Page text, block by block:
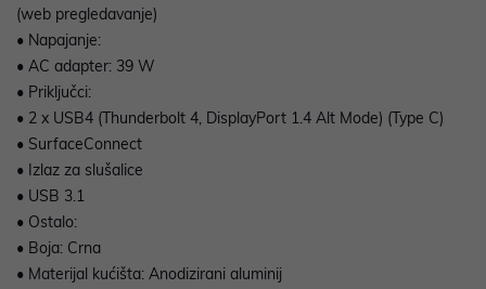
(web pregledavanje)
• Napajanje:
• AC adapter: 39 W
• Priključci:
• 2 x USB4 (Thunderbolt 4, DisplayPort 1.4 Alt Mode) (Type C)
• SurfaceConnect
• Izlaz za slušalice
• USB 3.1
• Ostalo:
• Boja: Crna
• Materijal kućišta: Anodizirani aluminij